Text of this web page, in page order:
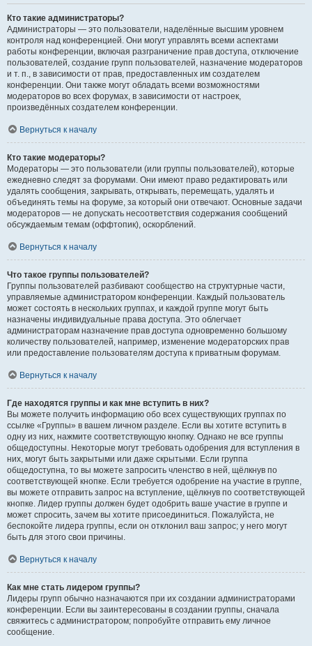
Кто такие администраторы?
Администраторы — это пользователи, наделённые высшим уровнем
контроля над конференцией. Они могут управлять всеми аспектами
работы конференции, включая разграничение прав доступа, отключение
пользователей, создание групп пользователей, назначение модераторов
и т. п., в зависимости от прав, предоставленных им создателем
конференции. Они также могут обладать всеми возможностями
модераторов во всех форумах, в зависимости от настроек,
произведённых создателем конференции.
Вернуться к началу
Кто такие модераторы?
Модераторы — это пользователи (или группы пользователей), которые
ежедневно следят за форумами. Они имеют право редактировать или
удалять сообщения, закрывать, открывать, перемещать, удалять и
объединять темы на форуме, за который они отвечают. Основные задачи
модераторов — не допускать несоответствия содержания сообщений
обсуждаемым темам (оффтопик), оскорблений.
Вернуться к началу
Что такое группы пользователей?
Группы пользователей разбивают сообщество на структурные части,
управляемые администратором конференции. Каждый пользователь
может состоять в нескольких группах, и каждой группе могут быть
назначены индивидуальные права доступа. Это облегчает
администраторам назначение прав доступа одновременно большому
количеству пользователей, например, изменение модераторских прав
или предоставление пользователям доступа к приватным форумам.
Вернуться к началу
Где находятся группы и как мне вступить в них?
Вы можете получить информацию обо всех существующих группах по
ссылке «Группы» в вашем личном разделе. Если вы хотите вступить в
одну из них, нажмите соответствующую кнопку. Однако не все группы
общедоступны. Некоторые могут требовать одобрения для вступления в
них, могут быть закрытыми или даже скрытыми. Если группа
общедоступна, то вы можете запросить членство в ней, щёлкнув по
соответствующей кнопке. Если требуется одобрение на участие в группе,
вы можете отправить запрос на вступление, щёлкнув по соответствующей
кнопке. Лидер группы должен будет одобрить ваше участие в группе и
может спросить, зачем вы хотите присоединиться. Пожалуйста, не
беспокойте лидера группы, если он отклонил ваш запрос; у него могут
быть для этого свои причины.
Вернуться к началу
Как мне стать лидером группы?
Лидеры групп обычно назначаются при их создании администраторами
конференции. Если вы заинтересованы в создании группы, сначала
свяжитесь с администратором; попробуйте отправить ему личное
сообщение.